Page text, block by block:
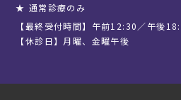
★ 通常診療のみ
【最終受付時間】午前12:30／午後
【休診日】月曜、金曜午後